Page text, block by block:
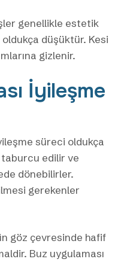
genellikle estetik
düşüktür. Kesi
gizlenir.
İyileşme
süreci oldukça
taburcu edilir ve
dönebilirler.
gerekenler
göz çevresinde hafif
Buz uygulaması